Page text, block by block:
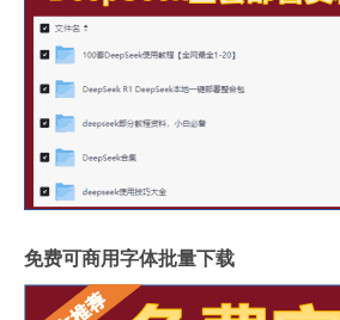
免费可商用字体批量下载